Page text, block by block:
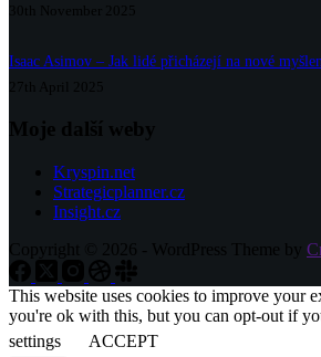
30th November 2025
Isaac Asimov – Jak lidé přicházejí na nové
27th April 2025
Moje další weby
Kryspin.net
Strategicplanner.cz
Insight.cz
Copyright © 2026 - WordPress Theme by
This website uses cookies to improve your
you're ok with this, but you can opt-out if
settings
ACCEPT